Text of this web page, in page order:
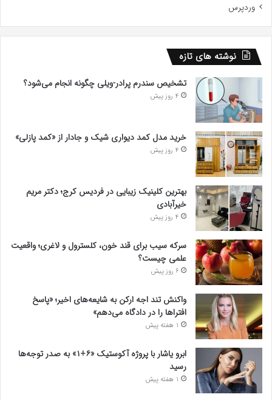
وردپرس
نوشته های تازه
تشخیص سندرم پرادر-ویلی چگونه انجام می‌شود؟
4 روز پیش
خرید مدل کمد دیواری شیک و جادار از «کمد پازلی»
4 روز پیش
بهترین کلینیک زیبایی در فردیس کرج؛ دکتر مریم
خیرآبادی
4 روز پیش
سرکه سیب برای قند خون، کلسترول و لاغری؛ واقعیت
علمی چیست؟
6 روز پیش
واکنش تند اجه ارکن به شایعه‌های اخیر؛ «پاسخ
افتراها را در دادگاه می‌دهم»
1 هفته پیش
ابرو یاشار با پروژه آکوستیک «۶+۱» به صدر توجه‌ها
رسید
1 هفته پیش